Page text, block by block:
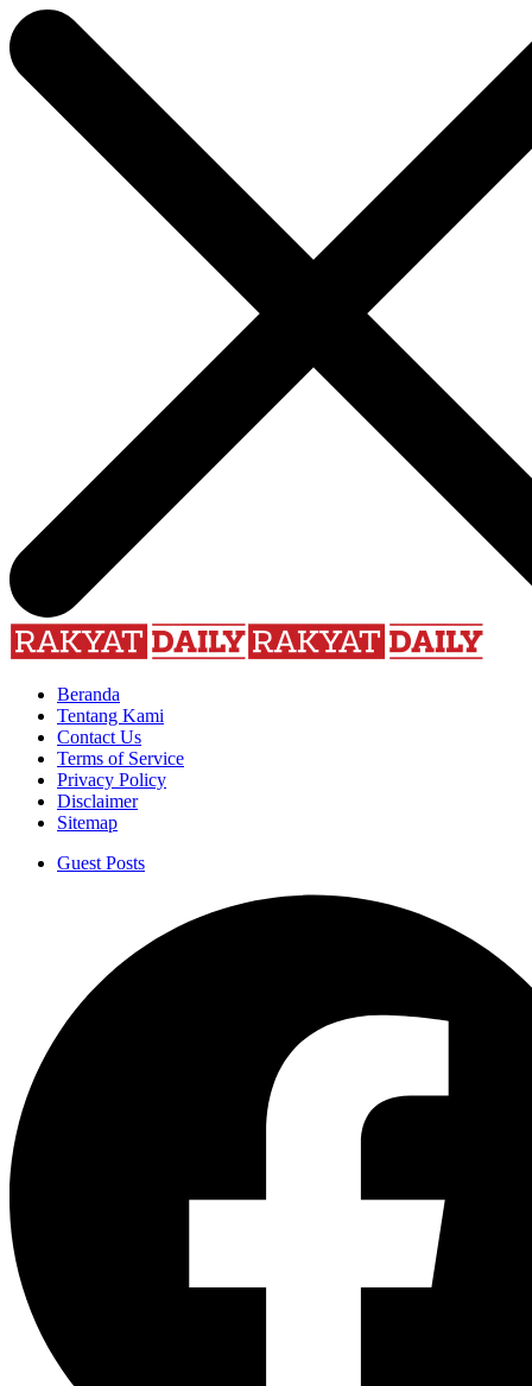
Beranda
Tentang Kami
Contact Us
Terms of Service
Privacy Policy
Disclaimer
Sitemap
Guest Posts